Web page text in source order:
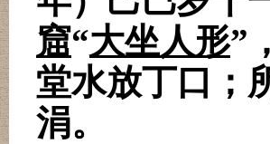
窟“大坐人形”
堂水放丁口；
涓。